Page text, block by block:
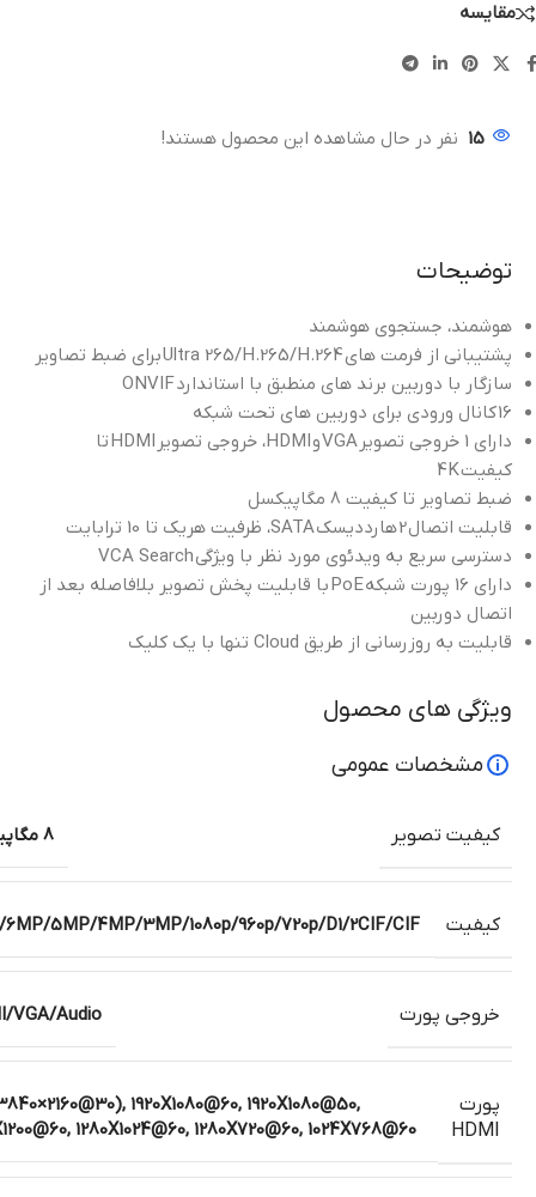
مقایسه
15 نفر در حال مشاهده این محصول هستند!
ویژگی های محصول
مشخصات عمومی
کیفیت تصویر 8 مگاپیکسل
کیفیت 5MP/4MP/3MP/1080p/960p/720p/D1/2CIF/CIF
خروجی پورت VGA/Audio
پورت
HDMI
1920X1080@60, 1920X1080@50,
1280X1024@60, 1280X720@60, 1024X768@60
توضیحات
هوشمند، جستجوی هوشمند
پشتیبانی از فرمت هایUltra 265/H.265/H.264برای ضبط تصاویر
سازگار با دوربین برند های منطبق با استانداردONVIF
16کانال ورودی برای دوربین های تحت شبکه
دارای 1 خروجی تصویر
VGAوHDMI، خروجی تصویر HDMIتا
کیفیت4K
ضبط تصاویر تا کیفیت 8 مگاپیکسل
قابلیت اتصال2هارددیسکSATA، ظرفیت هریک تا 10 ترابایت
دسترسی سریع به ویدئوی مورد نظر با ویژگیVCA Search
دارای 16 پورت شبکه
PoEبا قابلیت پخش تصویر بلافاصله بعد از
اتصال دوربین
قابلیت به روزرسانی از طریق Cloud تنها با یک کلیک